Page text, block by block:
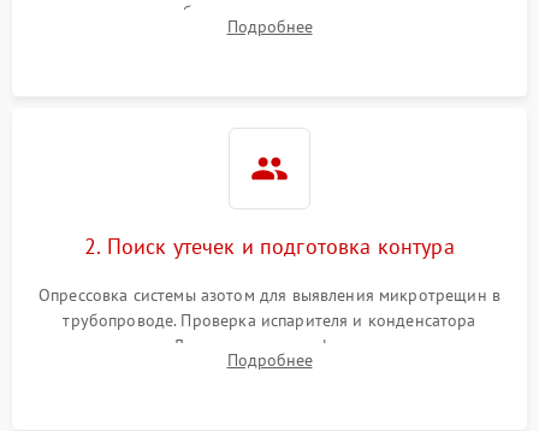
1000 ₽
1800 ₽
сопротивления обмоток мотора, проверка термостата и
считывание кодов ошибок с электронного дисплея.
Подробнее
2. Поиск утечек и подготовка контура
Опрессовка системы азотом для выявления микротрещин в
трубопроводе. Проверка испарителя и конденсатора
течеискателем. Демонтаж старого фильтра-осушителя и
продувка капиллярной трубки для устранения засоров.
Подробнее